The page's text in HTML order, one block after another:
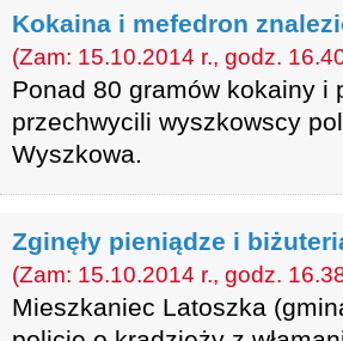
Kokaina i mefedron
(Zam: 15.10.2014 r., godz.
Ponad 80 gramów kokainy i
przechwycili wyszkowscy
Wyszkowa.
Zginęły pieniądze i
(Zam: 15.10.2014 r., godz.
Mieszkaniec Latoszka